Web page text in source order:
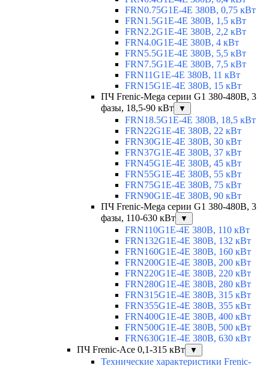
FRN0.75G1E-4E 380В, 0,75 кВт
FRN1.5G1E-4E 380В, 1,5 кВт
FRN2.2G1E-4E 380В, 2,2 кВт
FRN4.0G1E-4E 380В, 4 кВт
FRN5.5G1E-4E 380В, 5,5 кВт
FRN7.5G1E-4E 380В, 7,5 кВт
FRN11G1E-4E 380В, 11 кВт
FRN15G1E-4E 380В, 15 кВт
ПЧ Frenic-Mega серии G1 380-480В, 3
фазы, 18,5-90 кВт
▼
FRN18.5G1E-4E 380В, 18,5 кВт
FRN22G1E-4E 380В, 22 кВт
FRN30G1E-4E 380В, 30 кВт
FRN37G1E-4E 380В, 37 кВт
FRN45G1E-4E 380В, 45 кВт
FRN55G1E-4E 380В, 55 кВт
FRN75G1E-4E 380В, 75 кВт
FRN90G1E-4E 380В, 90 кВт
ПЧ Frenic-Mega серии G1 380-480В, 3
фазы, 110-630 кВт
▼
FRN110G1E-4E 380В, 110 кВт
FRN132G1E-4E 380В, 132 кВт
FRN160G1E-4E 380В, 160 кВт
FRN200G1E-4E 380В, 200 кВт
FRN220G1E-4E 380В, 220 кВт
FRN280G1E-4E 380В, 280 кВт
FRN315G1E-4E 380В, 315 кВт
FRN355G1E-4E 380В, 355 кВт
FRN400G1E-4E 380В, 400 кВт
FRN500G1E-4E 380В, 500 кВт
FRN630G1E-4E 380В, 630 кВт
ПЧ Frenic-Ace 0,1-315 кВт
▼
Технические характеристики Frenic-